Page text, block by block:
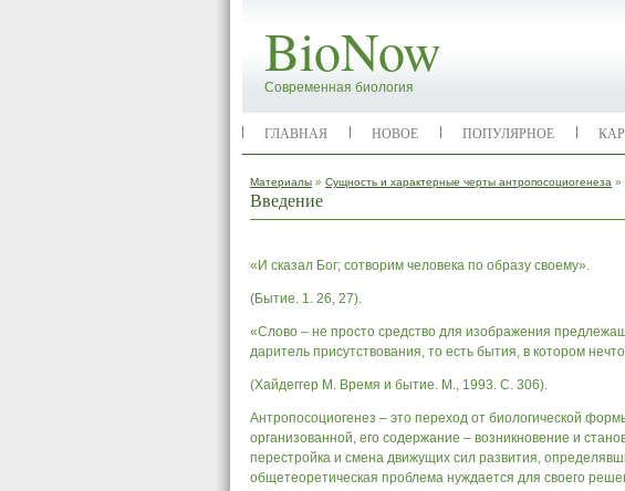
BioNow
Современная биология
ГЛАВНАЯ НОВОЕ ПОПУЛЯРНОЕ
Материалы » Сущность и характерные черты антропосоциогенеза »
Введение
«И сказал Бог; сотворим человека по образу своему».
(Бытие. 1. 26, 27).
«Слово – не просто средство для изображения
даритель присутствования, то есть бытия, в котором
(Хайдеггер М. Время и бытие. М., 1993. С. 306).
Антропосоциогенез – это переход от биологической
организованной, его содержание – возникновение и
перестройка и смена движущих сил развития,
общетеоретическая проблема нуждается для своего